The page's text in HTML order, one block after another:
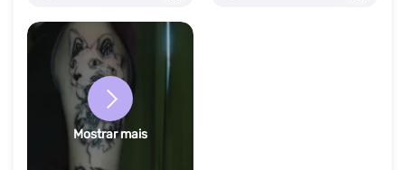
Mostrar mais